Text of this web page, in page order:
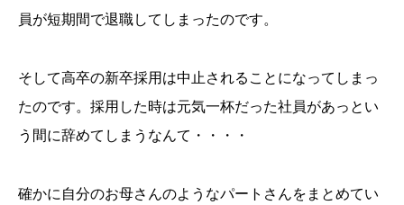
員が短期間で退職してしまったのです。
そして高卒の新卒採用は中止されることになってしまっ
たのです。採用した時は元気一杯だった社員があっとい
う間に辞めてしまうなんて・・・・
確かに自分のお母さんのようなパートさんをまとめてい